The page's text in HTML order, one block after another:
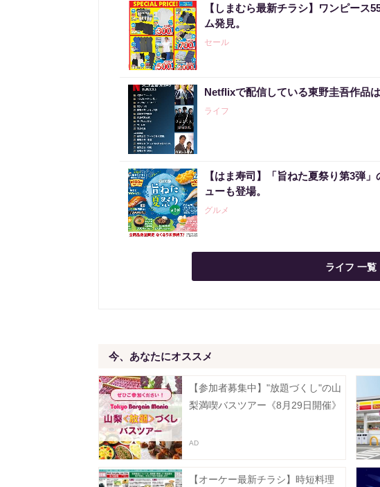
【しまむら最新チラシ】ワンピース
ム発見。
セール
Netflixで配信している東野圭吾作品
ライフ
【はま寿司】「旨ねた夏祭り第3弾
ューも登場。
グルメ
ライフ 一覧
今、あなたにオススメ
【参加者募集中】"放題づくし"の山
梨満喫バスツアー《8月29日開催》
【オーケー最新チラシ】時短料理